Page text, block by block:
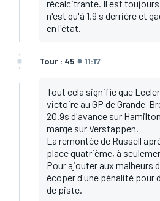
récalcitrante. Il est
n'est qu'à 1,9 s derrière et
en l'état.
Tour : 45 11:17
Tout cela signifie que
victoire au GP de Grande-
20.9s d'avance sur
marge sur Verstappen.
La remontée de Russell
place quatrième, à
Pour ajouter aux malheurs
écoper d'une pénalité pour
de piste.